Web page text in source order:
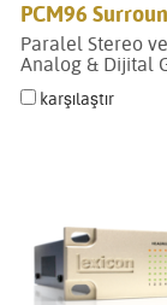
PCM96
Paralel Stereo
Analog & Dijital
karşılaştır